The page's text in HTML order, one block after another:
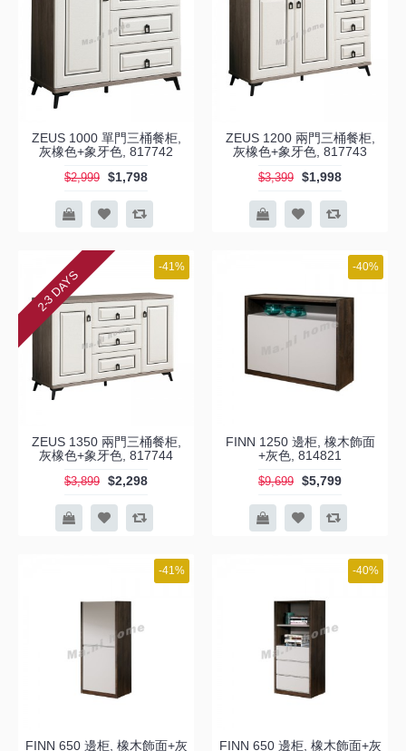
ZEUS 1000 單門三桶餐柜,
灰橡色+象牙色, 817742
$2,999 $1,798
ZEUS 1200 兩門三桶餐柜,
灰橡色+象牙色, 817743
$3,399 $1,998
-41%
2-3 DAYS
ZEUS 1350 兩門三桶餐柜,
灰橡色+象牙色, 817744
$3,899 $2,298
-40%
FINN 1250 邊柜, 橡木飾面
+灰色, 814821
$9,699 $5,799
-41%
FINN 650 邊柜, 橡木飾面+灰
-40%
FINN 650 邊柜, 橡木飾面+灰